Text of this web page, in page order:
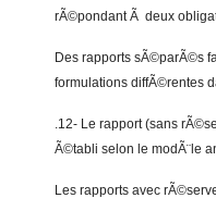
rÃ©pondant Ã deux
Des rapports sÃ©parÃ©s
formulations diffÃ©rentes
.12- Le rapport (sans
Ã©tabli selon le modÃ¨le
Les rapports avec